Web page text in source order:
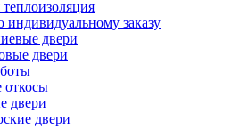
индивидуальному заказу
двери
двери
откосы
двери
двери